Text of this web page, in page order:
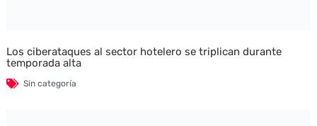
Los ciberataques al sector hotelero se triplican durante
temporada alta
Sin categoría